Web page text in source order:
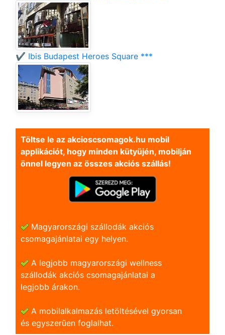
✔️ Ibis Budapest Heroes Square ***
Töltse le az akcioscsomagok.hu mobil
applikációt, hogy minden kütyüjén, mobilján
önnel legyen az összes akciós szállás!
Magyarországi szállodák akciós
csomagajánlatai egy helyen.
A legjobb magyarországi wellness
szállodák akciós csomagajánlatai a
legjobb árakon.
A mobilalkalmazás letöltésével gyorsan
és egyszerũen foglalhat.